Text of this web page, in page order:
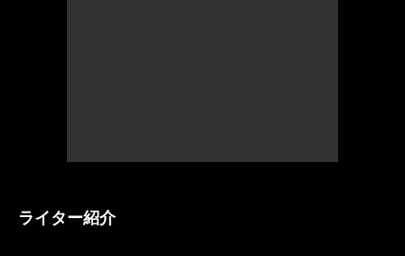
ライター紹介